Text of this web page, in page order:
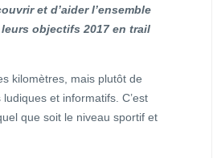
et d’aider l’ensemble
objectifs 2017 en trail
kilomètres, mais plutôt de
et informatifs. C’est
que soit le niveau sportif et